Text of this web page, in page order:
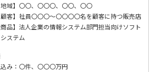
地域】〇〇、〇〇〇、〇〇、〇〇
顧客】社員〇〇〇〜〇〇〇〇名を顧客に持つ販売店
商品】法人企業の情報システム部門担当向けソフト
ステム
み：〇件、〇〇〇万円